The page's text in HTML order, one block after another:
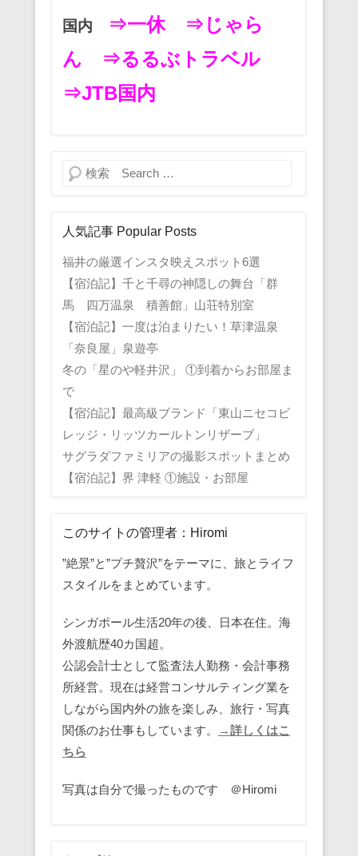
国内 ⇒一休
⇒じゃら
ん
⇒るるぶトラベル
⇒JTB国内
検索
人気記事 Popular Posts
福井の厳選インスタ映えスポット6選
【宿泊記】千と千尋の神隠しの舞台「群
馬 四万温泉 積善館」山荘特別室
【宿泊記】一度は泊まりたい！草津温泉
「奈良屋」泉遊亭
冬の「星のや軽井沢」 ①到着からお部屋ま
で
【宿泊記】最高級ブランド「東山ニセコビ
レッジ・リッツカールトンリザーブ」
サグラダファミリアの撮影スポットまとめ
【宿泊記】界 津軽 ①施設・お部屋
このサイトの管理者：Hiromi
”絶景”と”プチ贅沢”をテーマに、旅とライフ
スタイルをまとめています。
シンガポール生活20年の後、日本在住。海
外渡航歴40カ国超。
公認会計士として監査法人勤務・会計事務
所経営。現在は経営コンサルティング業を
しながら国内外の旅を楽しみ、旅行・写真
関係のお仕事もしています。
→詳しくはこ
ちら
写真は自分で撮ったものです ＠Hiromi